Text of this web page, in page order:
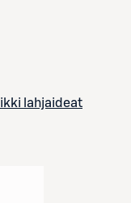
lahjaideat